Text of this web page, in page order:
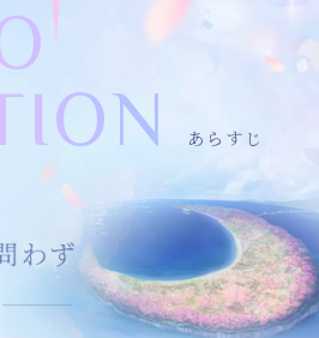
あらすじ